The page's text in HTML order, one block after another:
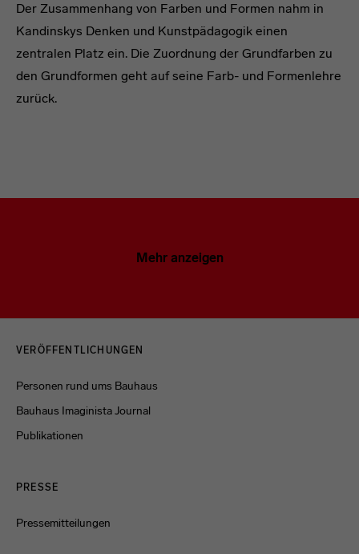
Der Zusammenhang von Farben und Formen nahm in
Kandinskys Denken und Kunstpädagogik einen
zentralen Platz ein. Die Zuordnung der Grundfarben zu
den Grundformen geht auf seine Farb- und Formenlehre
zurück.
Mehr anzeigen
VERÖFFENTLICHUNGEN
Personen rund ums Bauhaus
Bauhaus Imaginista Journal
Publikationen
PRESSE
Pressemitteilungen